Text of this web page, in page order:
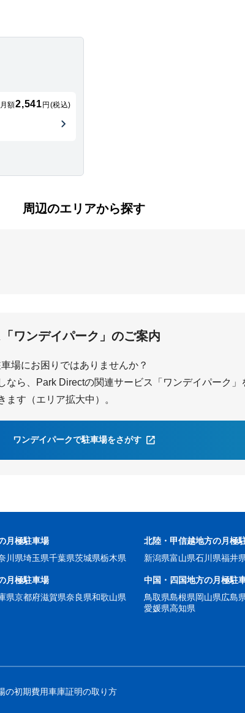
月額2,541 円(税込)
周辺のエリアから探す
ワンデイパーク」のご案内
場にお困りではありませんか？
ら、Park Directの関連サービス「ワンデイパーク」
す（エリア拡大中）。
ワンデイパークで駐車場をさがす
月極駐車場
川県埼玉県千葉県茨城県栃木県
北陸・甲信越地方の月極
新潟県富山県石川県福井
月極駐車場
県京都府滋賀県奈良県和歌山県
中国・四国地方の月極駐
鳥取県島根県岡山県広島
愛媛県高知県
の初期費用車庫証明の取り方